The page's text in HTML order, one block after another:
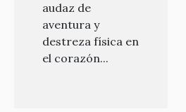
audaz de
aventura y
destreza física en
el corazón...